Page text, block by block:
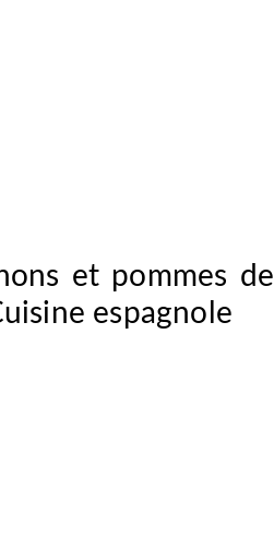
et pommes de
espagnole